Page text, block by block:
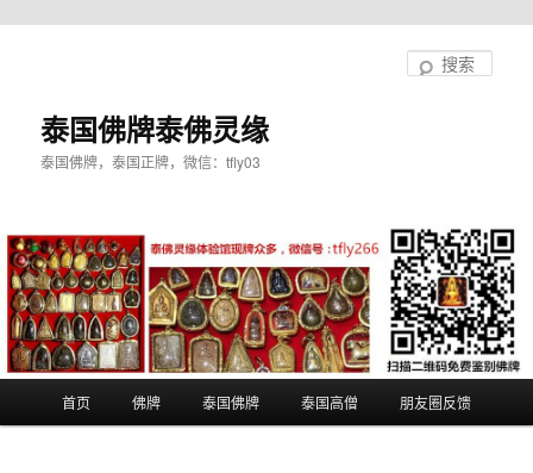
泰国佛牌泰佛灵缘
泰国佛牌，泰国正牌，微信：tfly03
首页 佛牌 泰国佛牌 泰国高僧 朋友圈反馈